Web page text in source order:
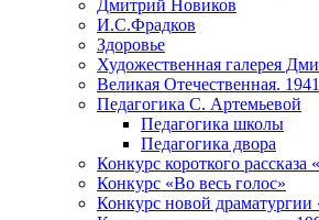
Дмитрий Новиков
И.С.Фрадков
Здоровье
Художественная галерея
Великая Отечественная.
Педагогика С. Артемьевой
Педагогика школы
Педагогика двора
Конкурс короткого рассказа
Конкурс «Во весь голос»
Конкурс новой драматургии